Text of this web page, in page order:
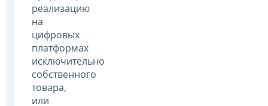
реализацию
на
цифровых
платформах
исключительно
собственного
товара,
или